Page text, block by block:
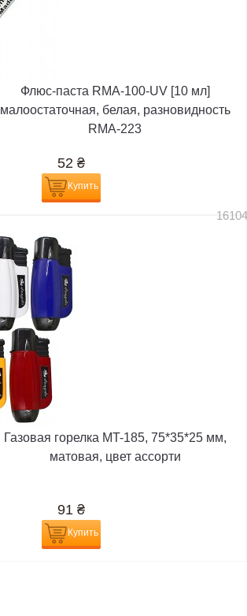
Флюс-паста RMA-100-UV [10 мл]
малоостаточная, белая, разновидность
RMA-223
52 ₴
Купить
Газовая горелка MT-185, 75*35*25 мм,
матовая, цвет ассорти
91 ₴
Купить